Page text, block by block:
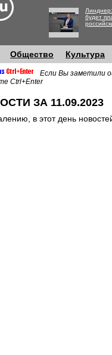
будет
Общество Культура
Если Вы заметили
Ctrl+Enter
ЗА 11.09.2023
в этот день